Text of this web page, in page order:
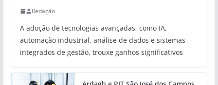
Redação
A adoção de tecnologias avançadas, como IA,
automação industrial, análise de dados e sistemas
integrados de gestão, trouxe ganhos significativos